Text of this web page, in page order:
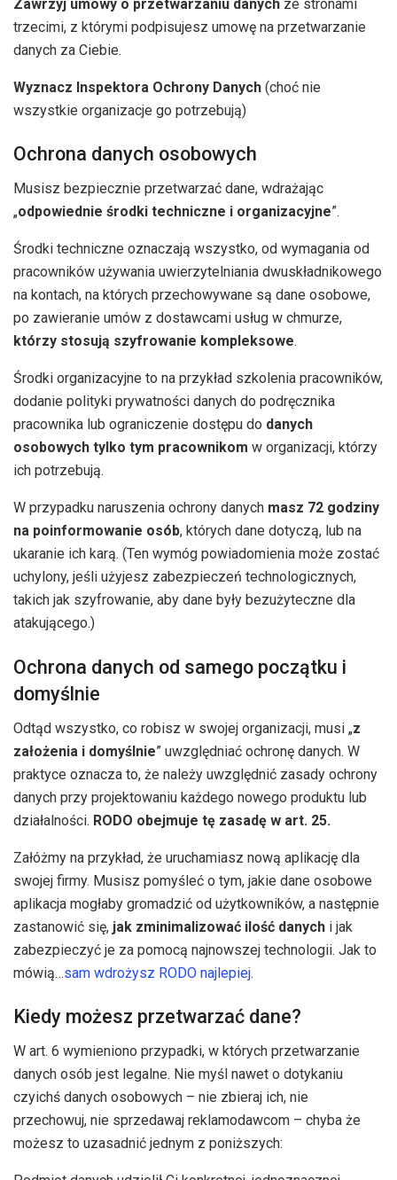
Zawrzyj umowy o przetwarzaniu danych ze stronami
trzecimi, z którymi podpisujesz umowę na przetwarzanie
danych za Ciebie.
Wyznacz Inspektora Ochrony Danych (choć nie
wszystkie organizacje go potrzebują)
Ochrona danych osobowych
Musisz bezpiecznie przetwarzać dane, wdrażając
„odpowiednie środki techniczne i organizacyjne”.
Środki techniczne oznaczają wszystko, od wymagania od
pracowników używania uwierzytelniania dwuskładnikowego
na kontach, na których przechowywane są dane osobowe,
po zawieranie umów z dostawcami usług w chmurze,
którzy stosują szyfrowanie kompleksowe.
Środki organizacyjne to na przykład szkolenia pracowników,
dodanie polityki prywatności danych do podręcznika
pracownika lub ograniczenie dostępu do danych
osobowych tylko tym pracownikom w organizacji, którzy
ich potrzebują.
W przypadku naruszenia ochrony danych masz 72 godziny
na poinformowanie osób, których dane dotyczą, lub na
ukaranie ich karą. (Ten wymóg powiadomienia może zostać
uchylony, jeśli użyjesz zabezpieczeń technologicznych,
takich jak szyfrowanie, aby dane były bezużyteczne dla
atakującego.)
Ochrona danych od samego początku i
domyślnie
Odtąd wszystko, co robisz w swojej organizacji, musi „z
założenia i domyślnie” uwzględniać ochronę danych. W
praktyce oznacza to, że należy uwzględnić zasady ochrony
danych przy projektowaniu każdego nowego produktu lub
działalności. RODO obejmuje tę zasadę w art. 25.
Załóżmy na przykład, że uruchamiasz nową aplikację dla
swojej firmy. Musisz pomyśleć o tym, jakie dane osobowe
aplikacja mogłaby gromadzić od użytkowników, a następnie
zastanowić się, jak zminimalizować ilość danych i jak
zabezpieczyć je za pomocą najnowszej technologii. Jak to
mówią…sam wdrożysz RODO najlepiej.
Kiedy możesz przetwarzać dane?
W art. 6 wymieniono przypadki, w których przetwarzanie
danych osób jest legalne. Nie myśl nawet o dotykaniu
czyichś danych osobowych – nie zbieraj ich, nie
przechowuj, nie sprzedawaj reklamodawcom – chyba że
możesz to uzasadnić jednym z poniższych: